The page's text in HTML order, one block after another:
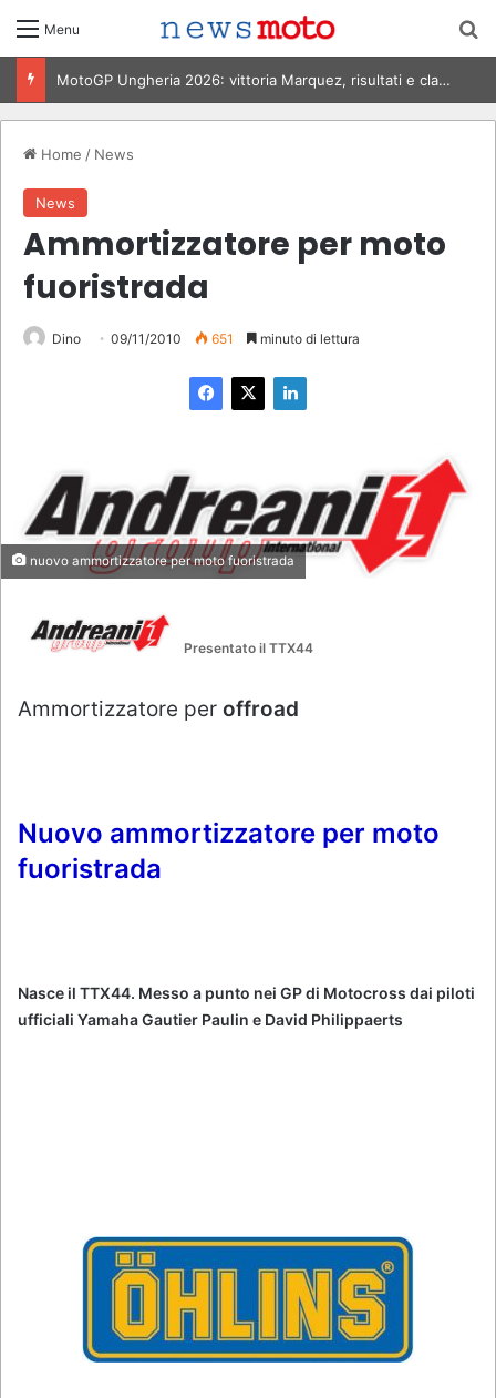
Menu
MotoGP Italia 2026, Bezzecchi vince al Mugello: risultati e classifica
Home / News
News
Ammortizzatore per moto
fuoristrada
Dino 09/11/2010 651 minuto di lettura
nuovo ammortizzatore per moto fuoristrada
Presentato il TTX44
Ammortizzatore per offroad
Nuovo ammortizzatore per moto
fuoristrada
Nasce il TTX44. Messo a punto nei GP di Motocross dai piloti
ufficiali Yamaha Gautier Paulin e David Philippaerts